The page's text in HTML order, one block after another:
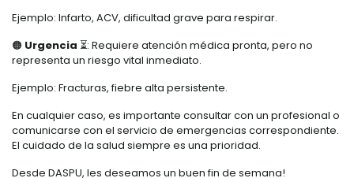
Ejemplo: Infarto, ACV, dificultad grave para respirar.
🟠 Urgencia ⏳: Requiere atención médica pronta, pero no
representa un riesgo vital inmediato.
Ejemplo: Fracturas, fiebre alta persistente.
En cualquier caso, es importante consultar con un profesional o
comunicarse con el servicio de emergencias correspondiente.
El cuidado de la salud siempre es una prioridad.
Desde DASPU, les deseamos un buen fin de semana!